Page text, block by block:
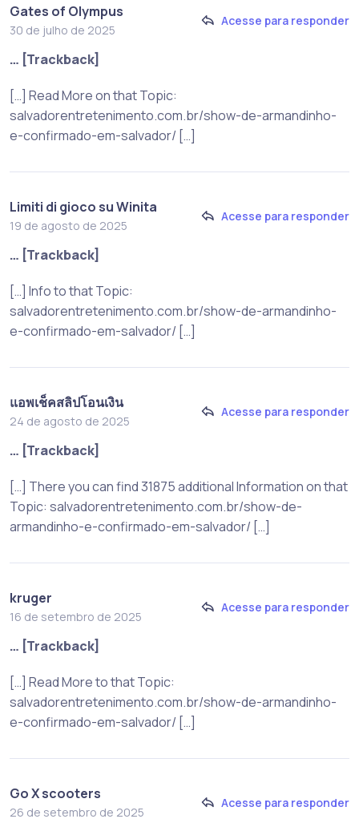
Gates of Olympus
30 de julho de 2025
Acesse para responder
… [Trackback]
[…] Read More on that Topic:
salvadorentretenimento.com.br/show-de-armandinho-
e-confirmado-em-salvador/ […]
Limiti di gioco su Winita
19 de agosto de 2025
Acesse para responder
… [Trackback]
[…] Info to that Topic:
salvadorentretenimento.com.br/show-de-armandinho-
e-confirmado-em-salvador/ […]
แอพเช็คสลิปโอนเงิน
24 de agosto de 2025
Acesse para responder
… [Trackback]
[…] There you can find 31875 additional Information on that
Topic: salvadorentretenimento.com.br/show-de-
armandinho-e-confirmado-em-salvador/ […]
kruger
16 de setembro de 2025
Acesse para responder
… [Trackback]
[…] Read More to that Topic:
salvadorentretenimento.com.br/show-de-armandinho-
e-confirmado-em-salvador/ […]
Go X scooters
26 de setembro de 2025
Acesse para responder